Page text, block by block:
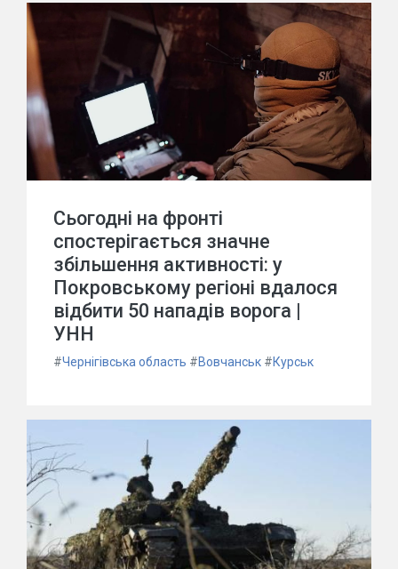
Сьогодні на фронті
спостерігається значне
збільшення активності: у
Покровському регіоні вдалося
відбити 50 нападів ворога |
УНН
#Чернігівська область #Вовчанськ #Курськ